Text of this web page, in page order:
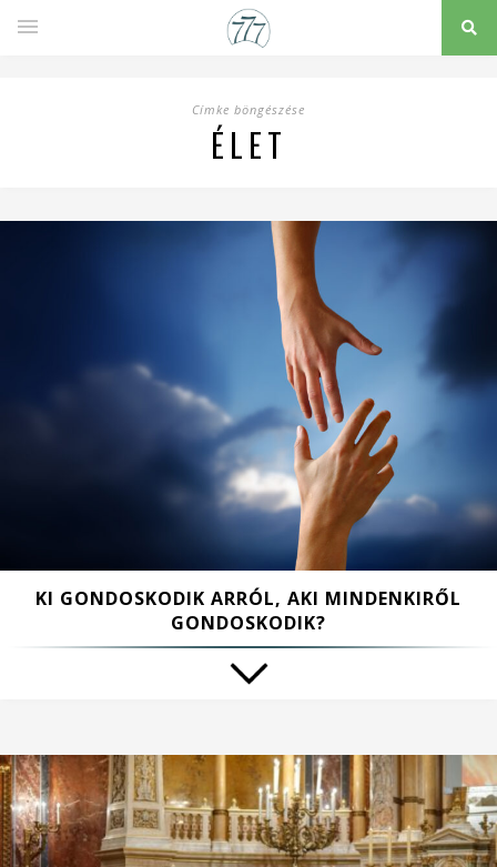
Címke böngészése
ÉLET
KI GONDOSKODIK ARRÓL, AKI MINDENKIRŐL
GONDOSKODIK?